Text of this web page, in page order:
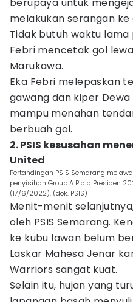
melakukan serangan ke
Tidak butuh waktu
Febri mencetak gol
Marukawa.
Eka Febri melepaskan
gawang dan kiper
mampu menahan
berbuah gol.
2. PSIS kesusahan
United
Pertandingan PSIS Semarang
penyisihan Group A Piala Presiden
(17/6/2022). (dok. PSIS)
Menit-menit
oleh PSIS Semarang.
ke kubu lawan belum
Laskar Mahesa Jenar
Warriors sangat kuat.
Selain itu, hujan yang